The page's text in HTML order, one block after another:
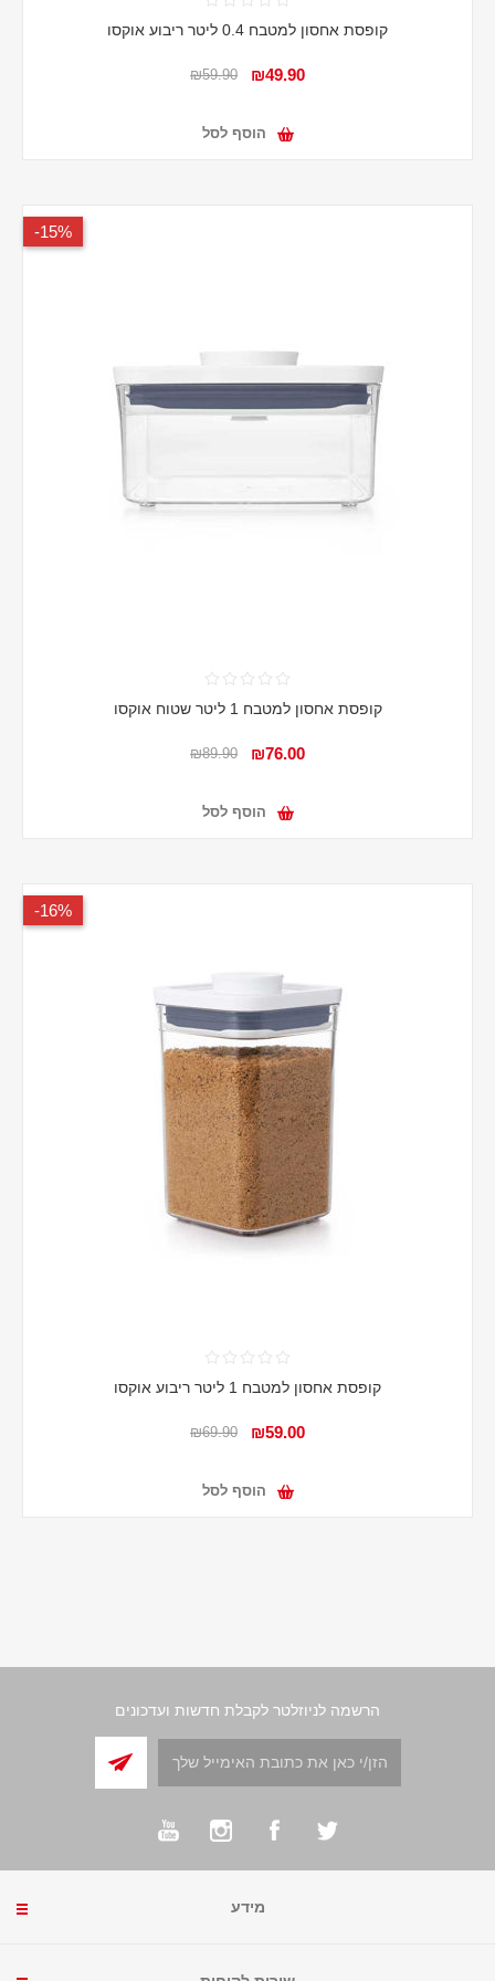
קופסת אחסון למטבח 0.4 ליטר ריבוע אוקסו
₪49.90
₪59.90
הוסף לסל
15%-
קופסת אחסון למטבח 1 ליטר שטוח אוקסו
₪76.00
₪89.90
הוסף לסל
16%-
קופסת אחסון למטבח 1 ליטר ריבוע אוקסו
₪59.00
₪69.90
הוסף לסל
הרשמה לניוזלטר לקבלת חדשות ועדכונים
מידע